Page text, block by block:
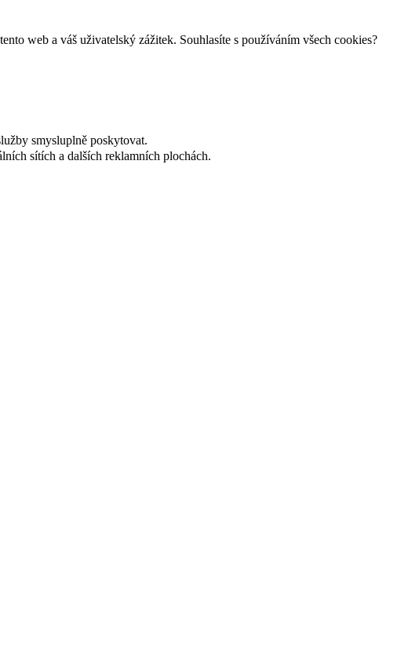
web a váš uživatelský zážitek. Souhlasíte s používáním všech cookies?
smysluplně poskytovat.
sítích a dalších reklamních plochách.